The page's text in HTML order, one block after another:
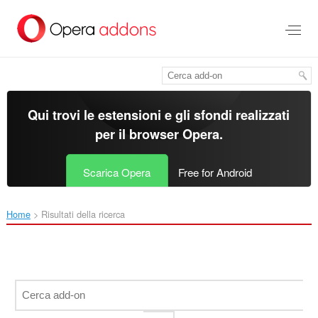
contenuto
Qui trovi le estensioni e gli sfondi realizzati
per il browser Opera.
Scarica Opera Free for Android
Home Risultati della ricerca